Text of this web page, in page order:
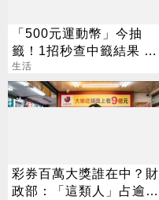
「500元運動幣」今抽
籤！1招秒查中籤結果 領
取、使用方法一次看
生活
彩券百萬大獎誰在中？財
政部：「這類人」占逾6